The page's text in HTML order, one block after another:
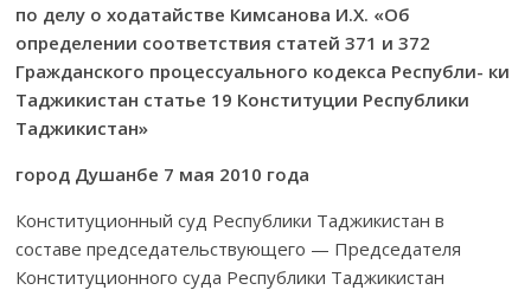
по делу о ходатайстве Кимсанова И.Х. «Об
определении соответствия статей 371 и 372
Гражданского процессуального кодекса Республи- ки
Таджикистан статье 19 Конституции Республики
Таджикистан»
город Душанбе 7 мая 2010 года
Конституционный суд Республики Таджикистан в
составе председательствующего — Председателя
Конституционного суда Республики Таджикистан